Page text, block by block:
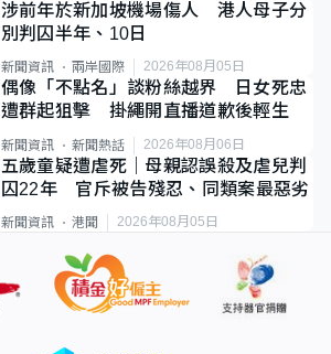
涉前年於新加坡機場傷人 港人母子分
別判囚半年、10日
新聞資訊 兩岸國際 2026年08月05日
偶像「不點名」談粉絲越界 日女死忠
遭群起狙擊 掛繩開直播道歉後輕生
新聞資訊 新聞熱話 2026年08月06日
五歲童疑遭虐死｜母親認誤殺及虐兒判
囚22年 官斥被告殘忍、同類案最惡劣
新聞資訊 港聞 2026年08月05日